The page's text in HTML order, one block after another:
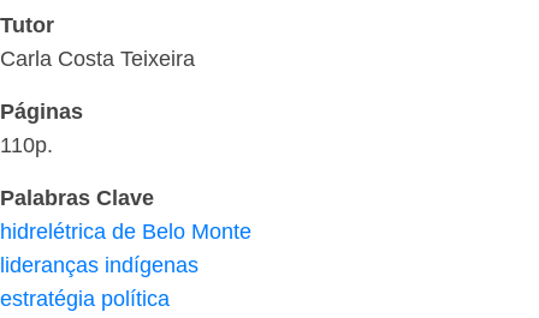
Tutor
Carla Costa Teixeira
Páginas
110p.
Palabras Clave
hidrelétrica de Belo Monte
lideranças indígenas
estratégia política